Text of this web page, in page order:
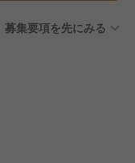
募集要項を先にみる